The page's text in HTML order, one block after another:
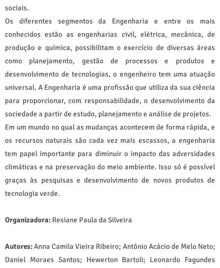
sociais.
Os diferentes segmentos da Engenharia e entre os mais
conhecidos estão as engenharias civil, elétrica, mecânica, de
produção e química, possibilitam o exercício de diversas áreas
como planejamento, gestão de processos e produtos e
desenvolvimento de tecnologias, o engenheiro tem uma atuação
universal. A Engenharia é uma profissão que utiliza da sua ciência
para proporcionar, com responsabilidade, o desenvolvimento da
sociedade a partir de estudo, planejamento e análise de projetos.
Em um mundo no qual as mudanças acontecem de forma rápida, e
os recursos naturais são cada vez mais escassos, a engenharia
tem papel importante para diminuir o impacto das adversidades
climáticas e na preservação do meio ambiente. Isso só é possível
graças às pesquisas e desenvolvimento de novos produtos de
tecnologia verde.
Organizadora: Resiane Paula da Silveira
Autores:Anna Camila Vieira Ribeiro; Antônio Acácio de Melo Neto;
Daniel Moraes Santos; Hewerton Bartoli; Leonardo Fagundes